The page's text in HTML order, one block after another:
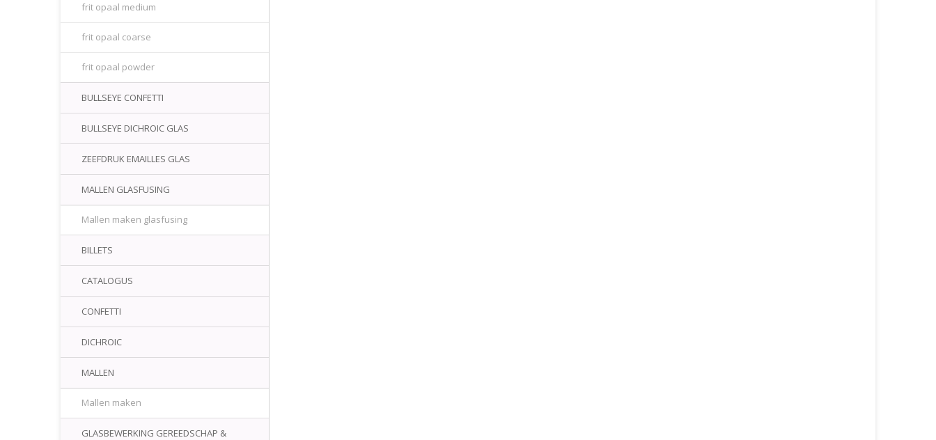
frit opaal medium
frit opaal coarse
frit opaal powder
BULLSEYE CONFETTI
BULLSEYE DICHROIC GLAS
ZEEFDRUK EMAILLES GLAS
MALLEN GLASFUSING
Mallen maken glasfusing
BILLETS
CATALOGUS
CONFETTI
DICHROIC
MALLEN
Mallen maken
GLASBEWERKING GEREEDSCHAP &